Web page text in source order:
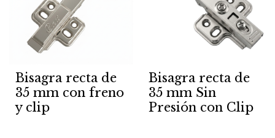
Bisagra recta de
35 mm con freno
y clip
Bisagra recta de
35 mm Sin
Presión con Clip